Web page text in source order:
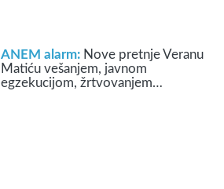
ANEM alarm: Nove pretnje Veranu
Matiću vešanjem, javnom
egzekucijom, žrtvovanjem…